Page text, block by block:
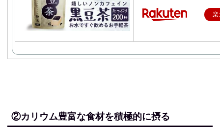
②カリウム豊富な食材を積極的に摂る